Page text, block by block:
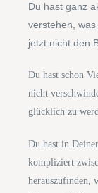
Du hast ganz
verstehen,
jetzt nicht den
Du hast schon
nicht
glücklich zu
Du hast in
kompliziert
herauszufinden,